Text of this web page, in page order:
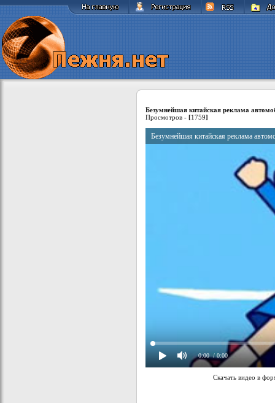
Безумнейшая китайская реклама
Просмотров - [1759]
Безумнейшая китайская реклама
0:00 / 0:00
Скачать видео в